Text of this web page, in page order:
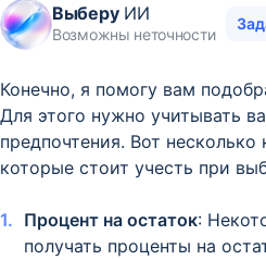
ВыберуИИ
Возможны неточности
Конечно, я помогу вам
Для этого нужно учитывать
предпочтения. Вот
которые стоит учесть при
Процент на остаток:
получать проценты на